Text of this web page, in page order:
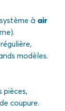
à air
modèles.
pièces,
coupure.